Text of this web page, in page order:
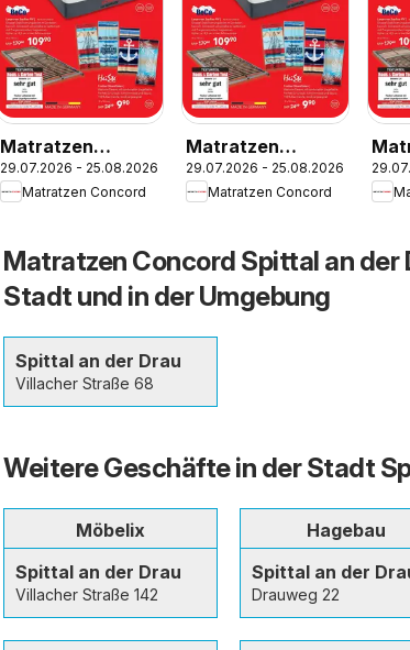
Matratzen
Concord Linz
29.07.2026 - 25.08.2026
Matratzen Concord
Matratzen
Concord Graz
29.07.2026 - 25.08.2026
Matratzen Concord
Matratzen Concord Spittal an der
Stadt und in der Umgebung
Spittal an der Drau
Villacher Straße 68
Weitere Geschäfte in der Stadt
Möbelix
Spittal an der Drau
Villacher Straße 142
Hagebau
Spittal an der
Drauweg 22